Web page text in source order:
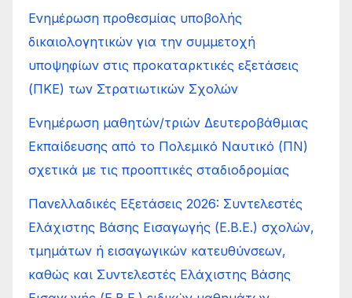
Ενημέρωση προθεσμίας υποβολής
δικαιολογητικών για την συμμετοχή
υποψηφίων στις προκαταρκτικές εξετάσεις
(ΠΚΕ) των Στρατιωτικών Σχολών
Ενημέρωση μαθητών/τριών Δευτεροβάθμιας
Εκπαίδευσης από το Πολεμικό Ναυτικό (ΠΝ)
σχετικά με τις προοπτικές σταδιοδρομίας
Πανελλαδικές Εξετάσεις 2026: Συντελεστές
Ελάχιστης Βάσης Εισαγωγής (Ε.Β.Ε.) σχολών,
τμημάτων ή εισαγωγικών κατευθύνσεων,
καθώς και Συντελεστές Ελάχιστης Βάσης